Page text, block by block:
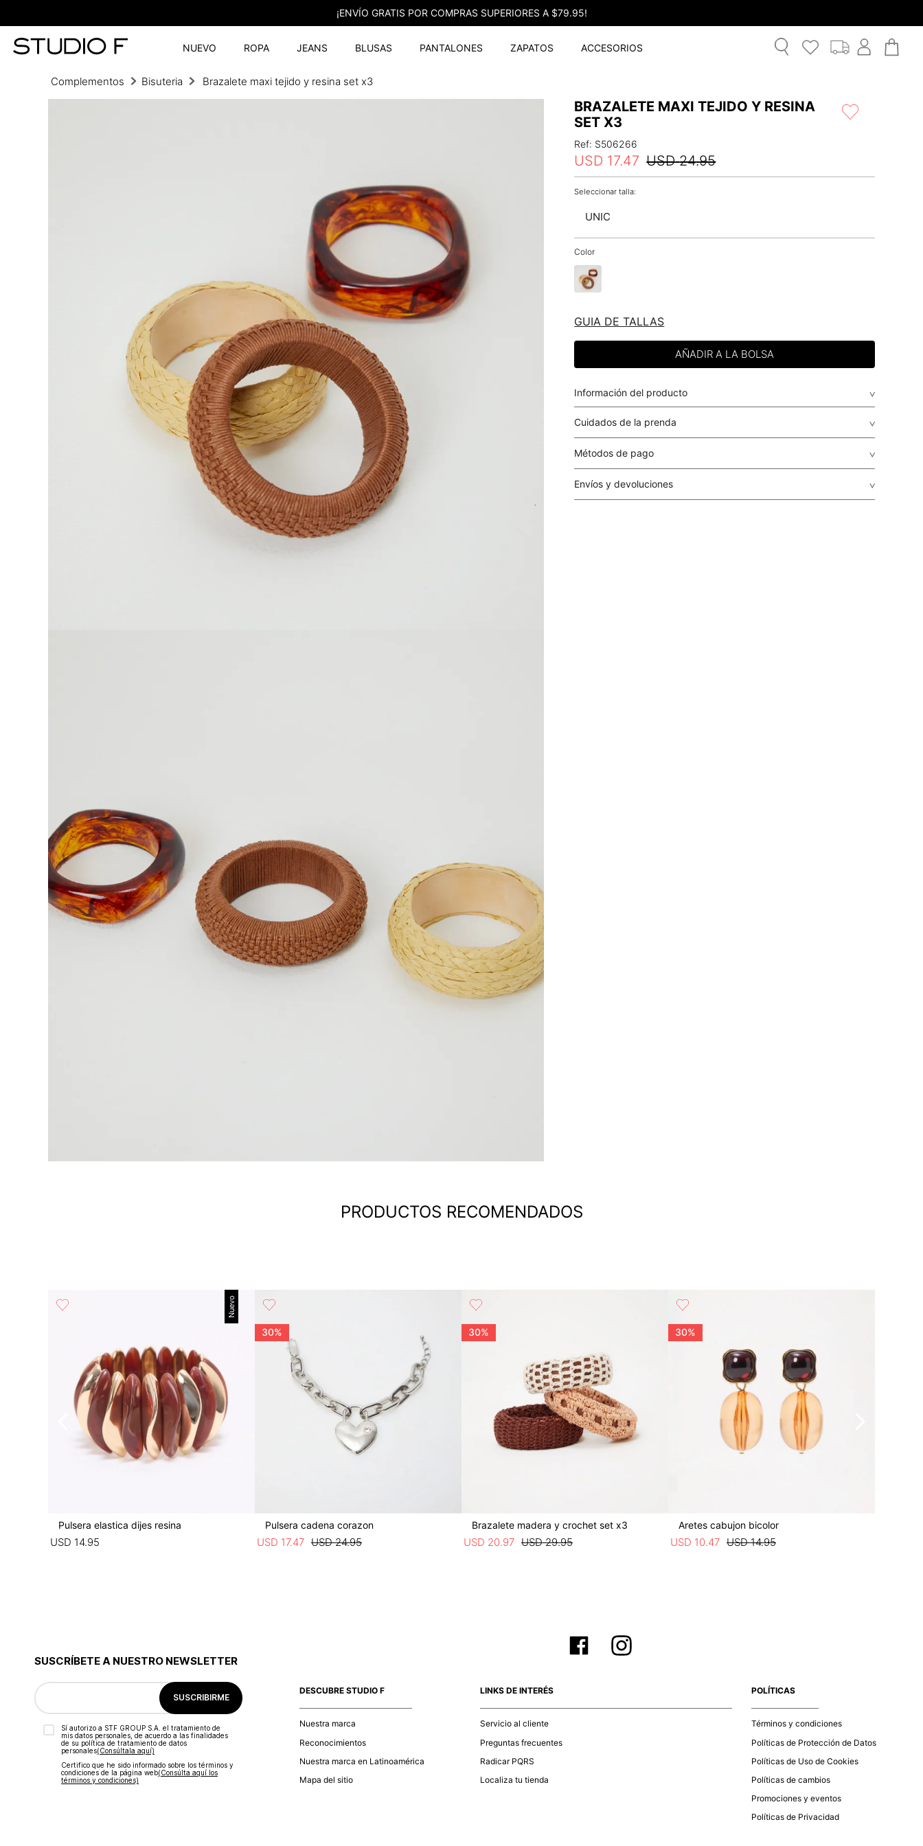
¡ENVÍO GRATIS POR COMPRAS SUPERIORES A $79.95!
NUEVO ROPA JEANS BLUSAS PANTALONES ZAPATOS ACCESORIOS
Complementos Bisuteria Brazalete maxi tejido y resina set x3
BRAZALETE MAXI TEJIDO Y RESINA
SET X3
Ref: S506266
USD 24.95
USD 17.47
UNIC
Color
GUIA DE TALLAS
Información del producto
Cuidados de la prenda
Métodos de pago
Tarjetas de crédito: Visa, Dinners, Master Card y American Express.
Envíos y devoluciones
PRODUCTOS RECOMENDADOS
Nuevo
Pulsera elastica dijes resina
USD 14.95
30%
Pulsera cadena corazon
USD 24.95
USD 17.47
30%
Brazalete madera y crochet set x3
USD 29.95
USD 20.97
30%
Aretes cabujon bicolor
USD 14.95
USD 10.47
SUSCRÍBETE A NUESTRO NEWSLETTER
SUSCRIBIRME
Sí autorizo a STF GROUP S.A. el tratamiento de
mis datos personales, de acuerdo a las finalidades
de su política de tratamiento de datos
personales‎(Consúltala aquí)
Certifico que he sido informado sobre los términos y
condiciones de la página web‎(Consúlta aquí los
términos y condiciones)
DESCUBRE STUDIO F
Nuestra marca
Reconocimientos
Nuestra marca en Latinoamérica
Mapa del sitio
LINKS DE INTERÉS
Servicio al cliente
Preguntas frecuentes
Radicar PQRS
Localiza tu tienda
POLÍTICAS
Términos y condiciones
Políticas de Protección de Datos
Políticas de Uso de Cookies
Políticas de cambios
Promociones y eventos
Políticas de Privacidad